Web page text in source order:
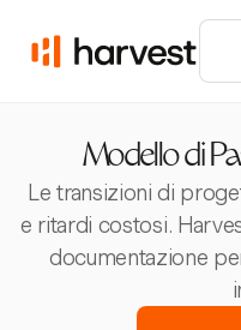
Modello di
Le transizioni di
e ritardi costosi.
documentazione